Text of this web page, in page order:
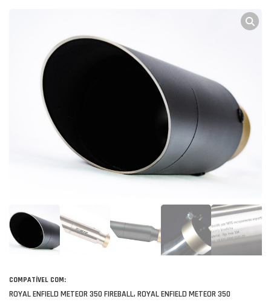
COMPATÍVEL COM:
ROYAL ENFIELD METEOR 350 FIREBALL, ROYAL ENFIELD METEOR 350